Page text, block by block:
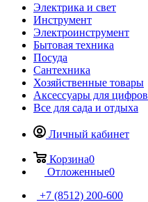
Электрика и свет
Инструмент
Электроинструмент
Бытовая техника
Посуда
Сантехника
Хозяйственные товары
Аксессуары для
Все для сада и отдыха
Личный кабинет
Корзина0
Отложенные0
+7 (8512) 200-600